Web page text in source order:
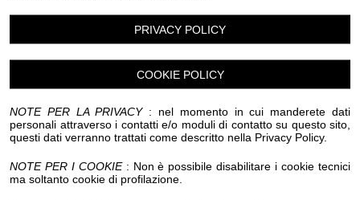
PRIVACY POLICY
COOKIE POLICY
NOTE PER LA PRIVACY: nel momento in cui manderete dati
personali attraverso i contatti e/o moduli di contatto su questo sito,
questi dati verranno trattati come descritto nella Privacy Policy.
NOTE PER I COOKIE: Non è possibile disabilitare i cookie tecnici
ma soltanto cookie di profilazione.
Luogo dell'evento su Google Maps